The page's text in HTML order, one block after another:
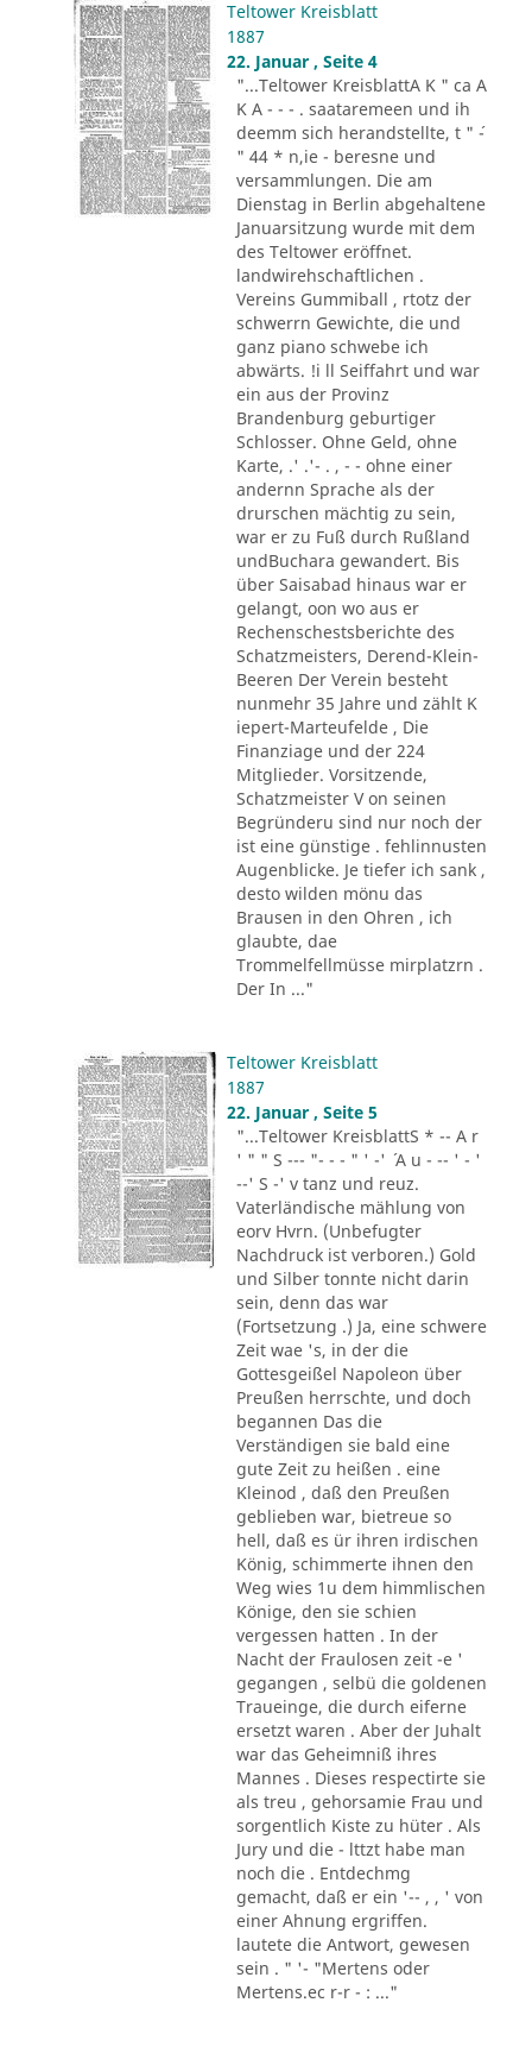
Teltower Kreisblatt
1887
22. Januar , Seite 4
"...Teltower KreisblattA K " ca A
K A - - - . saataremeen und ih
deemm sich herandstellte, t " ´-
" 44 * n,ie - beresne und
versammlungen. Die am
Dienstag in Berlin abgehaltene
Januarsitzung wurde mit dem
des Teltower eröffnet.
landwirehschaftlichen .
Vereins Gummiball , rtotz der
schwerrn Gewichte, die und
ganz piano schwebe ich
abwärts. !i ll Seiffahrt und war
ein aus der Provinz
Brandenburg geburtiger
Schlosser. Ohne Geld, ohne
Karte, .' .'- . , - - ohne einer
andernn Sprache als der
drurschen mächtig zu sein,
war er zu Fuß durch Rußland
undBuchara gewandert. Bis
über Saisabad hinaus war er
gelangt, oon wo aus er
Rechenschestsberichte des
Schatzmeisters, Derend-Klein-
Beeren Der Verein besteht
nunmehr 35 Jahre und zählt K
iepert-Marteufelde , Die
Finanziage und der 224
Mitglieder. Vorsitzende,
Schatzmeister V on seinen
Begründeru sind nur noch der
ist eine günstige . fehlinnusten
Augenblicke. Je tiefer ich sank ,
desto wilden mönu das
Brausen in den Ohren , ich
glaubte, dae
Trommelfellmüsse mirplatzrn .
Der In ..."
Teltower Kreisblatt
1887
22. Januar , Seite 5
"...Teltower KreisblattS * -- A r
' " " S --- "- - - " ' -' ´ A u - -- ' - '
--' S -' v tanz und reuz.
Vaterländische mählung von
eorv Hvrn. (Unbefugter
Nachdruck ist verboren.) Gold
und Silber tonnte nicht darin
sein, denn das war
(Fortsetzung .) Ja, eine schwere
Zeit wae 's, in der die
Gottesgeißel Napoleon über
Preußen herrschte, und doch
begannen Das die
Verständigen sie bald eine
gute Zeit zu heißen . eine
Kleinod , daß den Preußen
geblieben war, bietreue so
hell, daß es ür ihren irdischen
König, schimmerte ihnen den
Weg wies 1u dem himmlischen
Könige, den sie schien
vergessen hatten . In der
Nacht der Fraulosen zeit -e '
gegangen , selbü die goldenen
Traueinge, die durch eiferne
ersetzt waren . Aber der Juhalt
war das Geheimniß ihres
Mannes . Dieses respectirte sie
als treu , gehorsamie Frau und
sorgentlich Kiste zu hüter . Als
Jury und die - lttzt habe man
noch die . Entdechmg
gemacht, daß er ein '-- , , ' von
einer Ahnung ergriffen.
lautete die Antwort, gewesen
sein . " '- "Mertens oder
Mertens.ec r-r - : ..."